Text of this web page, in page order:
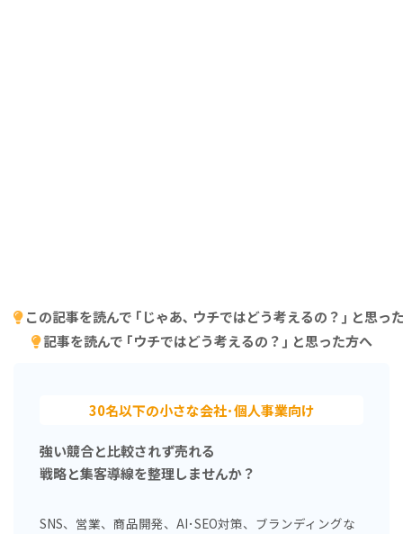
この記事を読んで ｢じゃあ､ ウチではどう考えるの？｣ と思っ
記事を読んで ｢ウチではどう考えるの？｣ と思った方へ
30名以下の小さな会社･個人事業向け
強い競合と比較されず売れる
戦略と集客導線を整理しませんか？
SNS、営業、商品開発、AI･SEO対策、ブランディングな